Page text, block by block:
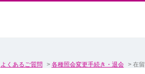
よくあるご質問 > 各種照会変更手続き・退会 > 在